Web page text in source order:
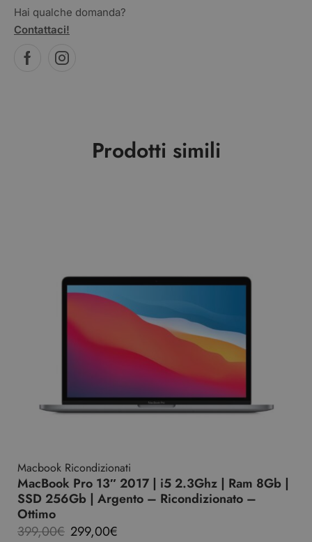
Hai qualche domanda?
Contattaci!
Prodotti simili
Macbook Ricondizionati
MacBook Pro 13″ 2017 | i5 2.3Ghz | Ram 8Gb |
SSD 256Gb | Argento – Ricondizionato –
Ottimo
399,00€ 299,00€